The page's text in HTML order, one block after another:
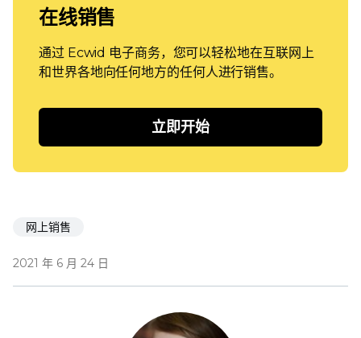
在线销售
通过 Ecwid 电子商务，您可以轻松地在互联网上
和世界各地向任何地方的任何人进行销售。
立即开始
网上销售
2021 年 6 月 24 日